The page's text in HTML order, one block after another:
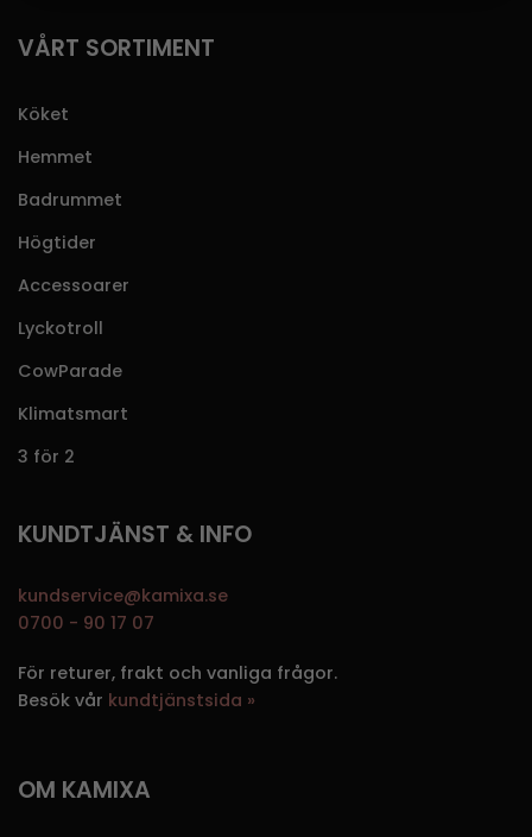
VÅRT SORTIMENT
Köket
Hemmet
Badrummet
Högtider
Accessoarer
Lyckotroll
CowParade
Klimatsmart
3 för 2
KUNDTJÄNST & INFO
kundservice@kamixa.se
0700 - 90 17 07
För returer, frakt och vanliga frågor.
Besök vår kundtjänstsida »
OM KAMIXA